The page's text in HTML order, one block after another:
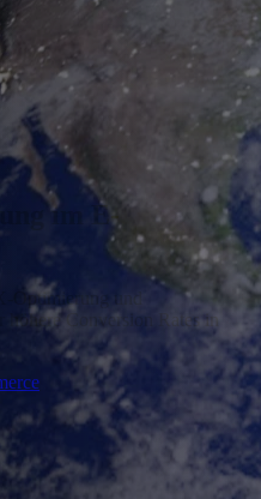
im E-
Optimierung und
höhere Conversion Rates in